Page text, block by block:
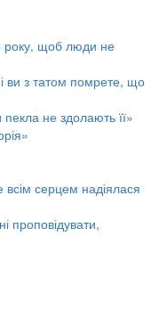
року, щоб люди не
ви з татом помрете, що
не здолають її»
серцем надіялася
проповідувати,